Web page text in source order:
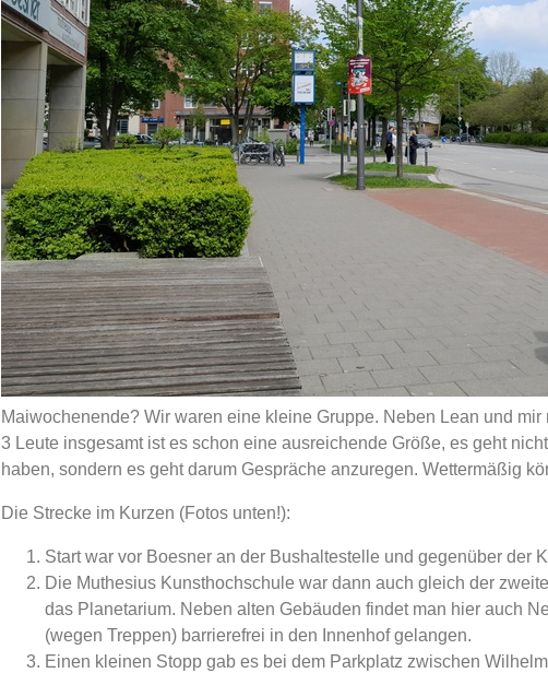
Maiwochenende? Wir waren eine kleine Gruppe. Neben Lean und
3 Leute insgesamt ist es schon eine ausreichende Größe, es geht
haben, sondern es geht darum Gespräche anzuregen. Wettermäßig
Die Strecke im Kurzen (Fotos unten!):
Start war vor Boesner an der Bushaltestelle und gegenüber der
Die Muthesius Kunsthochschule war dann auch gleich der
das Planetarium. Neben alten Gebäuden findet man hier auch
(wegen Treppen) barrierefrei in den Innenhof gelangen.
Einen kleinen Stopp gab es bei dem Parkplatz zwischen